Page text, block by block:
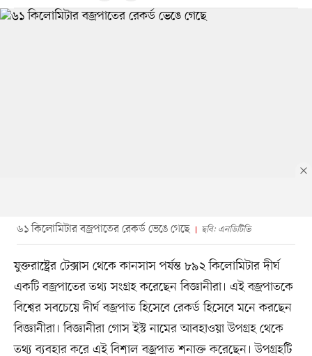
৬১ কিলোমিটার বজ্রপাতের রেকর্ড ভেঙে গেছে ছবি: এনডিটিভি
যুক্তরাষ্ট্রের টেক্সাস থেকে কানসাস পর্যন্ত ৮৯২ কিলোমিটার দীর্ঘ
একটি বজ্রপাতের তথ্য সংগ্রহ করেছেন বিজ্ঞানীরা। এই বজ্রপাতকে
বিশ্বের সবচেয়ে দীর্ঘ বজ্রপাত হিসেবে রেকর্ড হিসেবে মনে করছেন
বিজ্ঞানীরা। বিজ্ঞানীরা গোস ইস্ট নামের আবহাওয়া উপগ্রহ থেকে
তথ্য ব্যবহার করে এই বিশাল বজ্রপাত শনাক্ত করেছেন। উপগ্রহটি